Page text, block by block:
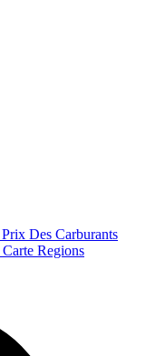
Prix Des Carburants
Carte Regions